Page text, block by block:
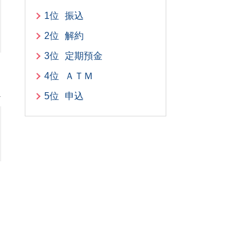
1位
振込
2位
解約
3位
定期預金
4位
ＡＴＭ
5位
申込